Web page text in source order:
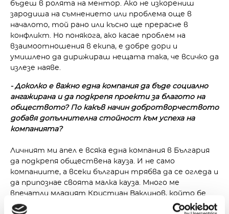
бъдеш в ролята на ментор. Ако не изкорениш
зародиша на съмнението или проблема още в
началото, той рано или късно ще прерасне в
конфликт. Но понякога, ако касае проблем на
взаимоотношения в екипа, е добре дори и
умишлено да дирижираш нещата така, че всичко да
излезе наяве.
- Доколко е важно една компания да бъде социално
ангажирана и да подкрепя проекти за благото на
обществото? По какъв начин добротворчеството
добавя допълнителна стойност към успеха на
компанията?
Личният ми апел е всяка една компания в България
да подкрепя обществена кауза. И не само
компаниите, а всеки българин трябва да се огледа и
да припознае своята малка кауза. Много ме
впечатли младият Кристиан Ваклинов, който бе
сред десетте номинирани за будител на 2021 г.